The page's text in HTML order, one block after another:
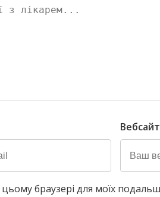
Вебсайт
браузері для моїх